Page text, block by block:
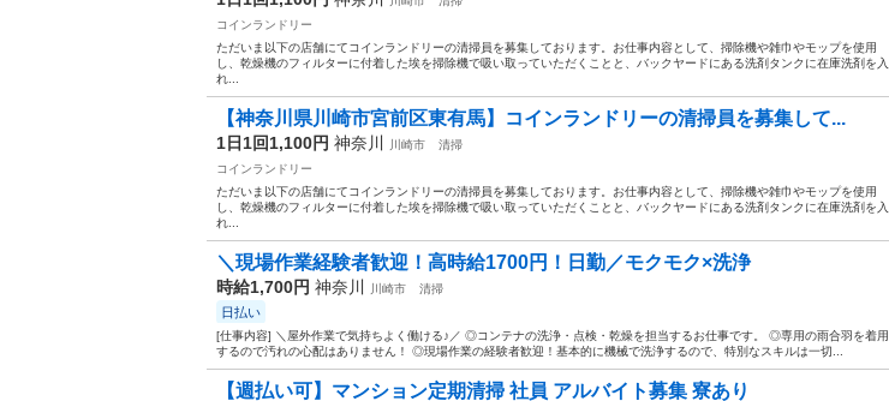
コインランドリー
ただいま以下の店舗にてコインランドリーの清掃員を募集しております。お仕事内容として、掃除機や雑巾やモップを使用
し、乾燥機のフィルターに付着した埃を掃除機で吸い取っていただくことと、バックヤードにある洗剤タンクに在庫洗剤を入
れ...
【神奈川県川崎市宮前区東有馬】コインランドリーの清掃員を募集して...
1日1回1,100円 神奈川 川崎市
清掃
コインランドリー
ただいま以下の店舗にてコインランドリーの清掃員を募集しております。お仕事内容として、掃除機や雑巾やモップを使用
し、乾燥機のフィルターに付着した埃を掃除機で吸い取っていただくことと、バックヤードにある洗剤タンクに在庫洗剤を入
れ...
＼現場作業経験者歓迎！高時給1700円！日勤／モクモク×洗浄
時給1,700円 神奈川 川崎市 清掃
日払い
[仕事内容] ＼屋外作業で気持ちよく働ける♪／ ◎コンテナの洗浄・点検・乾燥を担当するお仕事です。 ◎専用の雨合羽を着用
するので汚れの心配はありません！ ◎現場作業の経験者歓迎！基本的に機械で洗浄するので、特別なスキルは一切...
【週払い可】マンション定期清掃 社員 アルバイト募集 寮あり